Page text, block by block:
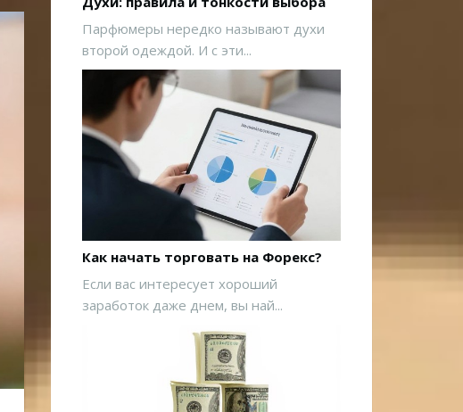
Парфюмеры нередко называют духи
второй одеждой. И с эти...
Как начать торговать на Форекс?
Если вас интересует хороший
заработок даже днем, вы най...